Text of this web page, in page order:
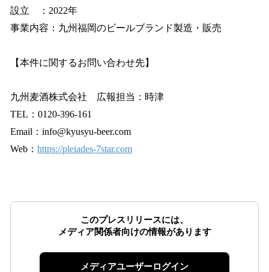
設立 ：2022年
事業内容：九州福岡のビールブランド製造・販売
【本件に関するお問い合わせ先】
九州麦酒株式会社 広報担当：時津
TEL：0120-396-161
Email：info@kyusyu-beer.com
Web： https://pleiades-7star.com
このプレスリリースには、
メディア関係者向けの情報があります
メディアユーザーログイン